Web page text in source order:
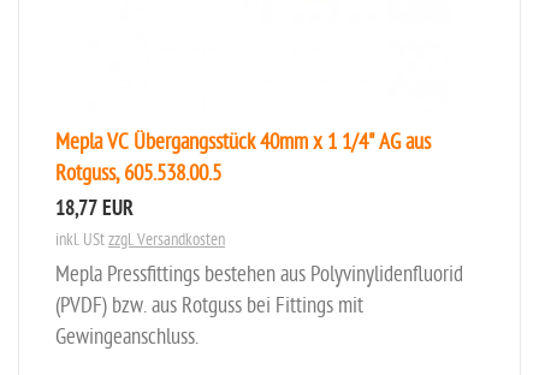
Mepla VC Übergangsstück 40mm x 1 1/4" AG aus
Rotguss, 605.538.00.5
18,77 EUR
inkl. UStzzgl. Versandkosten
Mepla Pressfittings bestehen aus Polyvinylidenfluorid
(PVDF) bzw. aus Rotguss bei Fittings mit
Gewingeanschluss.